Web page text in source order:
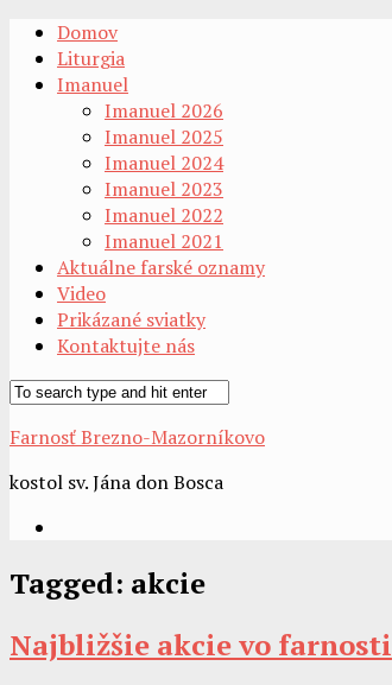
Domov
Liturgia
Imanuel
Imanuel 2026
Imanuel 2025
Imanuel 2024
Imanuel 2023
Imanuel 2022
Imanuel 2021
Aktuálne farské oznamy
Video
Prikázané sviatky
Kontaktujte nás
Farnosť Brezno-Mazorníkovo
kostol sv. Jána don Bosca
Tagged: akcie
Najbližšie akcie vo farnosti